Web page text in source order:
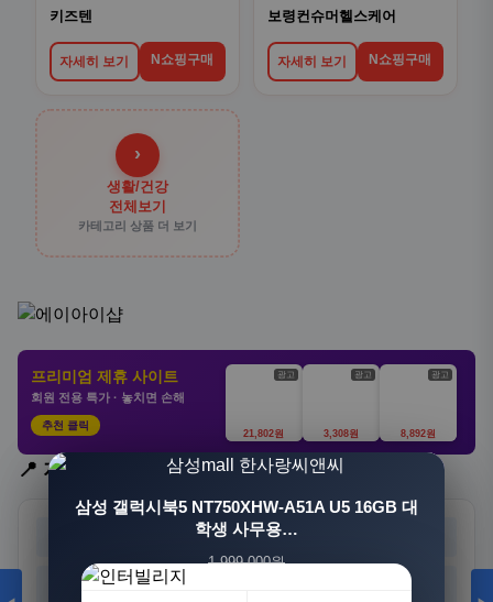
키즈텐
자세히 보기 N쇼핑구매
보령컨슈머헬스케어
자세히 보기 N쇼핑구매
›
생활/건강
전체보기
카테고리 상품 더 보기
프리미엄 제휴 사이트
회원 전용 특가 · 놓치면 손해
추천 클릭
광고
21,802원
광고
3,308원
광고
8,892원
📍 지역 선택
부산 대구
광주 대전 세종
[3+1] 동국제약 마이핏 V 활성엽산 임신준비 임산
부영양 30정, 4개
100,000원
삼성 갤럭시북5 NT750XHW-A51A U5 16GB 대
학생 사무용…
1,999,000원